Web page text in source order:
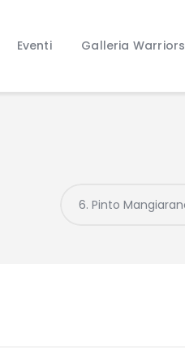
Eventi Galleria Warriors